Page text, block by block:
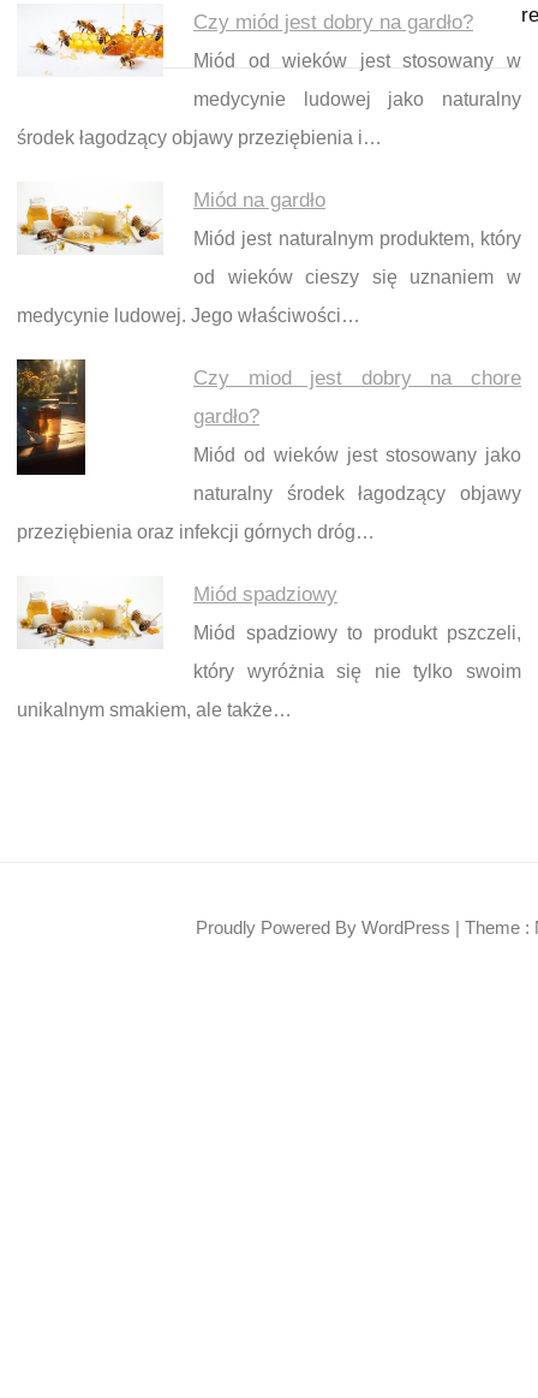
Czy miód jest dobry na gardło?
Miód od wieków jest stosowany w
medycynie ludowej jako naturalny
środek łagodzący objawy przeziębienia i…
Miód na gardło
Miód jest naturalnym produktem, który
od wieków cieszy się uznaniem w
medycynie ludowej. Jego właściwości…
Czy miod jest dobry na chore
gardło?
Miód od wieków jest stosowany jako
naturalny środek łagodzący objawy
przeziębienia oraz infekcji górnych dróg…
Miód spadziowy
Miód spadziowy to produkt pszczeli,
który wyróżnia się nie tylko swoim
unikalnym smakiem, ale także…
Proudly Powered By WordPress | Theme :